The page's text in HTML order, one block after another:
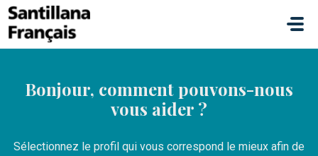
Passer au contenu principal
Bonjour, comment pouvons-nous
vous aider ?
Sélectionnez le profil qui vous correspond le mieux afin de